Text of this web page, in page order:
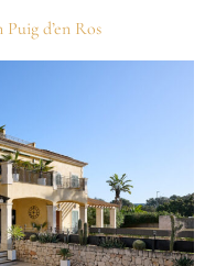
d’en Ros